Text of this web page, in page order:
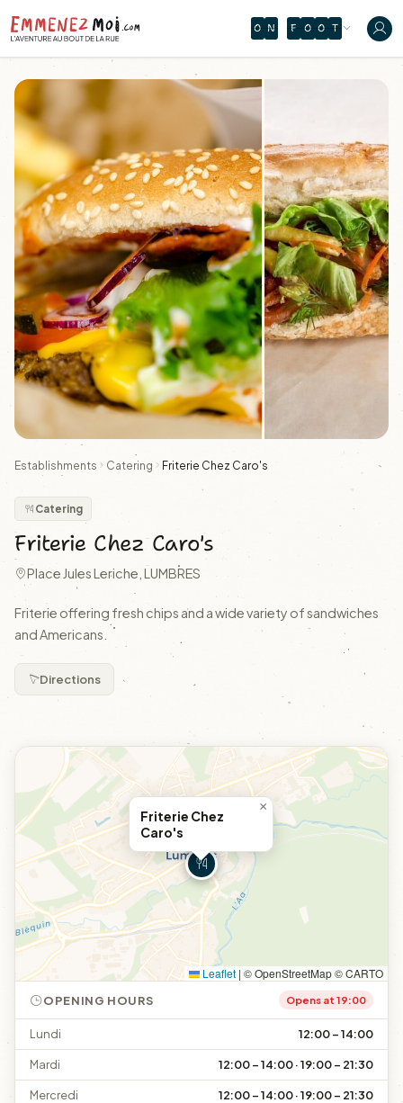
E Y È D D
Establishments Catering Friterie Chez Caro's
Catering
Friterie Chez Caro's
Place Jules Leriche, LUMBRES
Friterie offering fresh chips and a wide variety of sandwiches
and Americans.
Directions
Friterie Chez
Caro's
×
Leaflet | © OpenStreetMap © CARTO
OPENING HOURS Opens at 19:00
Lundi 12:00 – 14:00
Mardi 12:00 – 14:00 · 19:00 – 21:30
Mercredi 12:00 – 14:00 · 19:00 – 21:30